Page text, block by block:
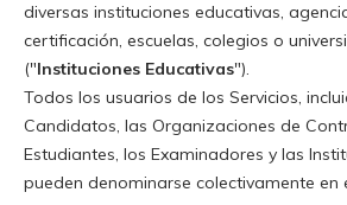
diversas instituciones educativas,
certificación, escuelas, colegios o
("Instituciones Educativas").
Todos los usuarios de los Servicios,
Candidatos, las Organizaciones de
Estudiantes, los Examinadores y las
pueden denominarse colectivamente en